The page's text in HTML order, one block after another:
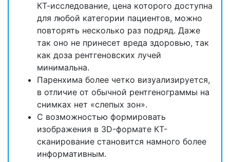
КТ-исследование, цена которого доступна
для любой категории пациентов, можно
повторять несколько раз подряд. Даже
так оно не принесет вреда здоровью, так
как доза рентгеновских лучей
минимальна.
Паренхима более четко визуализируется,
в отличие от обычной рентгенограммы на
снимках нет «слепых зон».
С возможностью формировать
изображения в 3D-формате КТ-
сканирование становится намного более
информативным.